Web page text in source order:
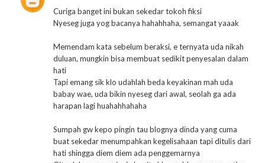
Curiga banget ini bukan sekedar tokoh fiksi
Nyeseg juga yog bacanya hahahhaha, semangat yaaak
Memendam kata sebelum beraksi, e ternyata uda nikah
duluan, mungkin bisa membuat sedikit penyesalan dalam
hati
Tapi emang sik klo udahlah beda keyakinan mah uda
babay wae, uda bikin nyeseg dari awal, seolah ga ada
harapan lagi huahahhahaha
Sumpah gw kepo pingin tau blognya dinda yang cuma
buat sekedar menumpahkan kegelisahaan tapi ditulis dari
hati shingga diem diem ada penggemarnya